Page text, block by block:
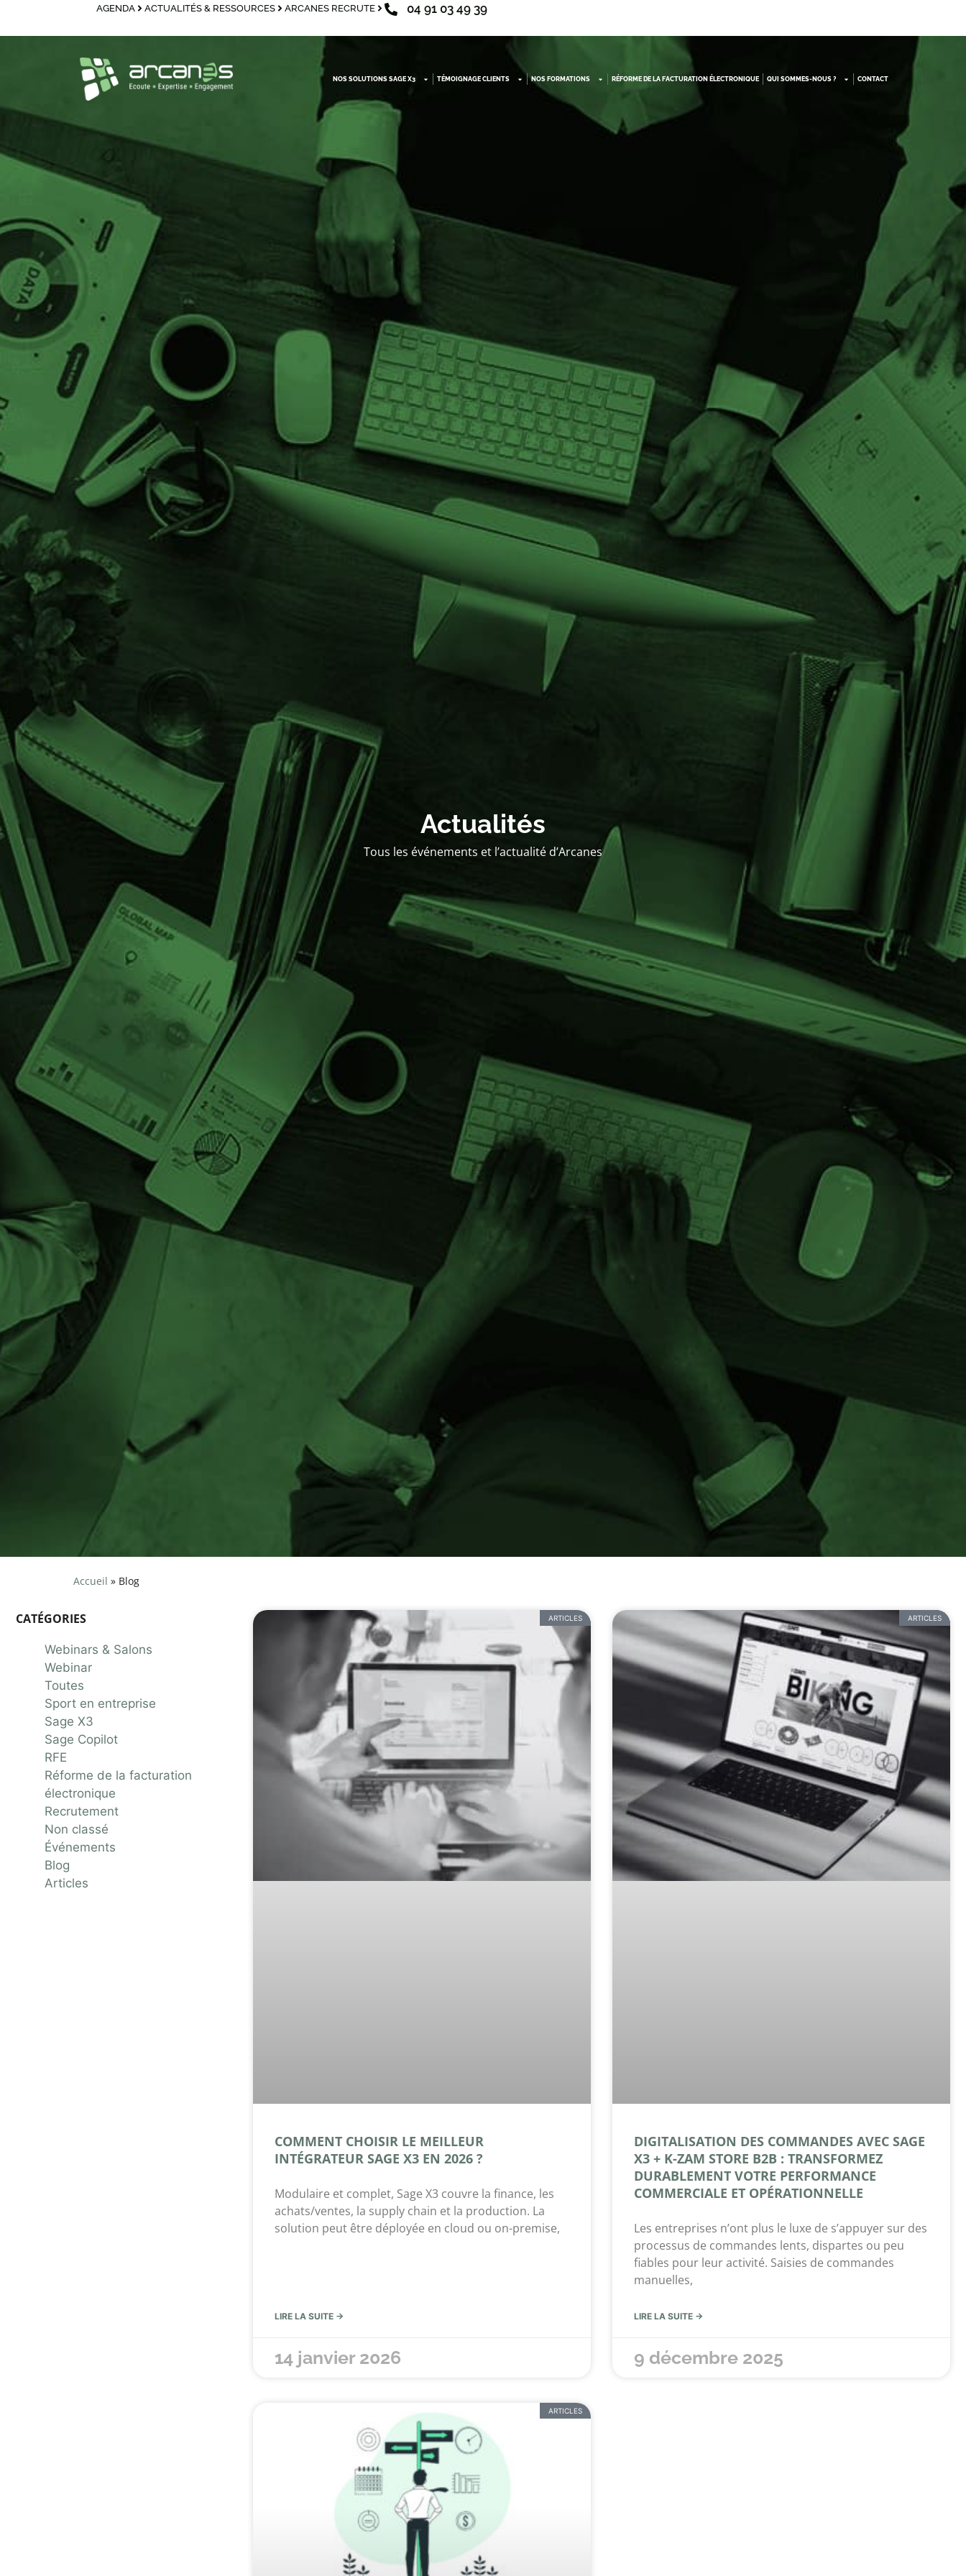
AGENDA ACTUALITÉS & RESSOURCES ARCANES RECRUTE 04 91 03 49 39
NOS SOLUTIONS SAGE X3 TÉMOIGNAGE CLIENTS NOS FORMATIONS RÉFORME DE LA FACTURATION ÉLECTRONIQUE QUI SOMMES-NOUS ? CONTACT
Actualités
Tous les événements et l’actualité d’Arcanes
Accueil » Blog
CATÉGORIES
Webinars & Salons
Webinar
Toutes
Sport en entreprise
Sage X3
Sage Copilot
RFE
Réforme de la facturation
électronique
Recrutement
Non classé
Événements
Blog
Articles
ARTICLES
COMMENT CHOISIR LE MEILLEUR
INTÉGRATEUR SAGE X3 EN 2026 ?
Modulaire et complet, Sage X3 couvre la finance, les
achats/ventes, la supply chain et la production. La
solution peut être déployée en cloud ou on-premise,
LIRE LA SUITE →
14 janvier 2026
ARTICLES
DIGITALISATION DES COMMANDES AVEC SAGE
X3 + K-ZAM STORE B2B : TRANSFORMEZ
DURABLEMENT VOTRE PERFORMANCE
COMMERCIALE ET OPÉRATIONNELLE
Les entreprises n’ont plus le luxe de s’appuyer sur des
processus de commandes lents, dispartes ou peu
fiables pour leur activité. Saisies de commandes
manuelles,
LIRE LA SUITE →
9 décembre 2025
ARTICLES